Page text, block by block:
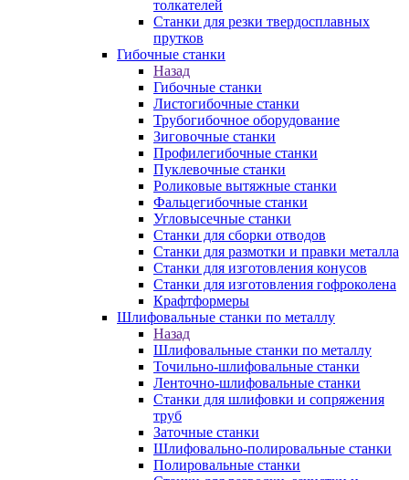
толкателей
Станки для резки твердосплавных
прутков
Гибочные станки
Назад
Гибочные станки
Листогибочные станки
Трубогибочное оборудование
Зиговочные станки
Профилегибочные станки
Пуклевочные станки
Роликовые вытяжные станки
Фальцегибочные станки
Угловысечные станки
Станки для сборки отводов
Станки для размотки и правки металла
Станки для изготовления конусов
Станки для изготовления гофроколена
Крафтформеры
Шлифовальные станки по металлу
Назад
Шлифовальные станки по металлу
Точильно-шлифовальные станки
Ленточно-шлифовальные станки
Станки для шлифовки и сопряжения
труб
Заточные станки
Шлифовально-полировальные станки
Полировальные станки